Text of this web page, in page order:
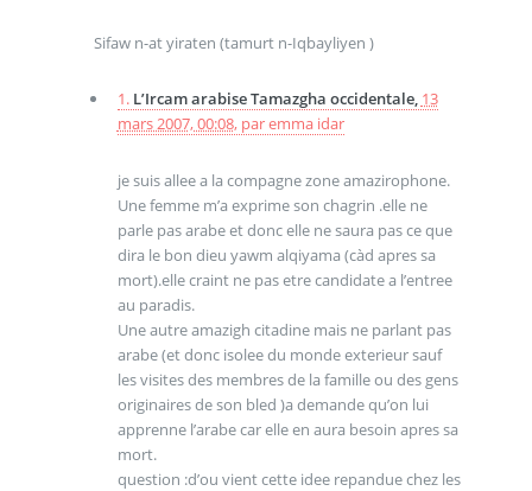
Sifaw n-at yiraten (tamurt n-Iqbayliyen )
1. L’Ircam arabise Tamazgha occidentale, 13
mars 2007, 00:08, paremma idar
je suis allee a la compagne zone amazirophone.
Une femme m’a exprime son chagrin .elle ne
parle pas arabe et donc elle ne saura pas ce que
dira le bon dieu yawm alqiyama (càd apres sa
mort).elle craint ne pas etre candidate a l’entree
au paradis.
Une autre amazigh citadine mais ne parlant pas
arabe (et donc isolee du monde exterieur sauf
les visites des membres de la famille ou des gens
originaires de son bled )a demande qu’on lui
apprenne l’arabe car elle en aura besoin apres sa
mort.
question :d’ou vient cette idee repandue chez les